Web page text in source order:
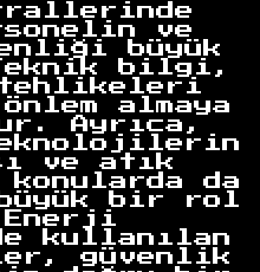
ve
büyük
bilgi,
almaya
Ayrıca,
ve atık
da
bir rol
kullanılan
güvenlik